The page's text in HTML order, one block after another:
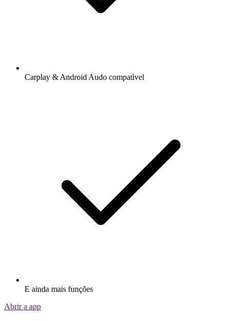
Carplay & Android Audo compatìvel
E ainda mais funções
Abrir a app